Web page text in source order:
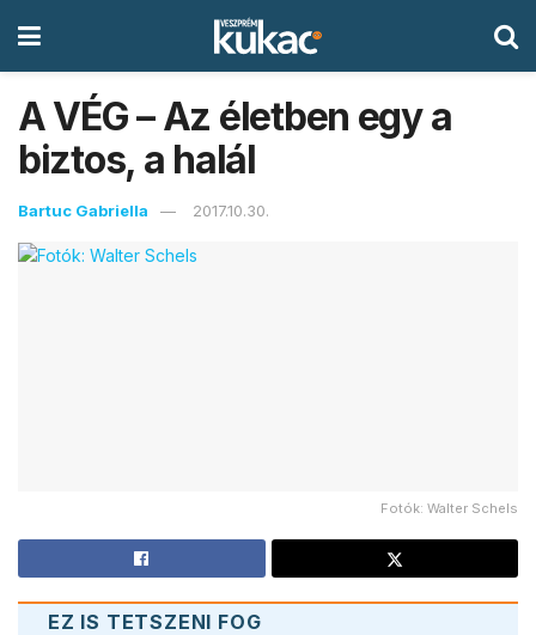
A VÉG – Az életben egy a
biztos, a halál
Bartuc Gabriella 2017.10.30.
Fotók: Walter Schels
EZ IS TETSZENI FOG